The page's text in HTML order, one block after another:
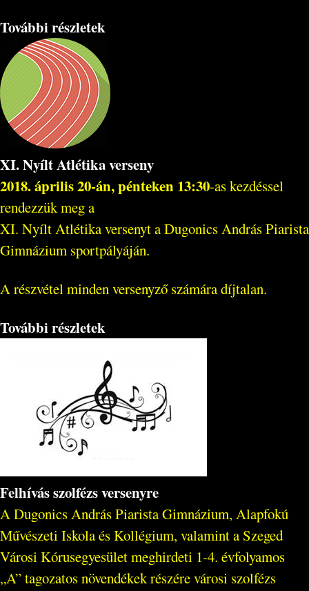
További részletek
XI. Nyílt Atlétika verseny
2018. április 20-án, pénteken 13:30-as kezdéssel
rendezzük meg a
XI. Nyílt Atlétika versenyt a Dugonics András Piarista
Gimnázium sportpályáján.
A részvétel minden versenyző számára díjtalan.
További részletek
Felhívás szolfézs versenyre
A Dugonics András Piarista Gimnázium, Alapfokú
Művészeti Iskola és Kollégium, valamint a Szeged
Városi Kórusegyesület meghirdeti 1-4. évfolyamos
„A” tagozatos növendékek részére városi szolfézs